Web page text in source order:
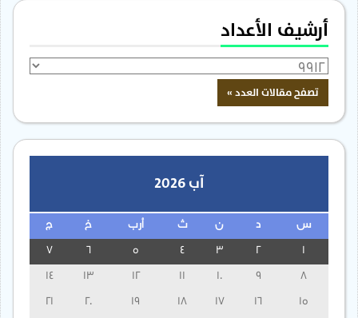
أرشيف الأعداد
آب 2026
س ن ث أرب خ ج
3
13
14
15
16
17
18
19
20
21